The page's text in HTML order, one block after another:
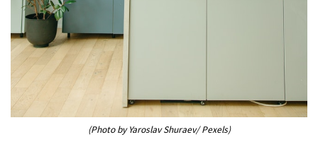
(Photo by Yaroslav Shuraev/ Pexels)